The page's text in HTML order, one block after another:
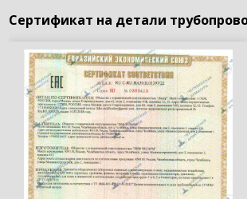
Сертификат на детали